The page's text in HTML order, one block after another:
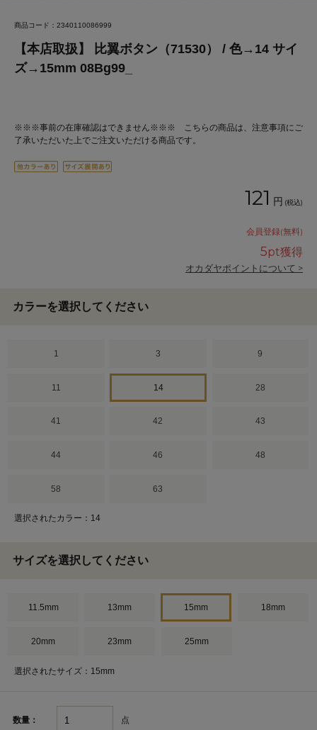
商品コード：2340110086999
【本店取扱】 比翼ボタン（71530） / 色→14 サイ
ズ→15mm 08Bg99_
※※※事前の在庫確認はできません※※※ こちらの商品は、注意事項にご
了承いただいた上でご注文いただける商品です。
121 円 (税込)
会員登録(無料)
5pt獲得
オカダヤポイントについて >
カラーを選択してください
1 3 9
11 14 28
41 42 43
44 46 48
58 63
選択されたカラー：14
サイズを選択してください
11.5mm 13mm 15mm 18mm
20mm 23mm 25mm
選択されたサイズ：15mm
数量： 点